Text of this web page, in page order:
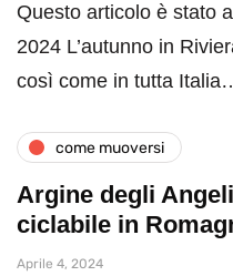
Questo articolo è stato
2024 L’autunno in
così come in tutta
come muoversi
Argine degli
ciclabile in
Aprile 4, 2024